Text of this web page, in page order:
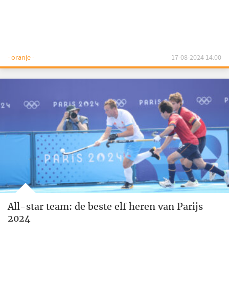
- oranje - 17-08-2024 14:00
All-star team: de beste elf heren van Parijs
2024